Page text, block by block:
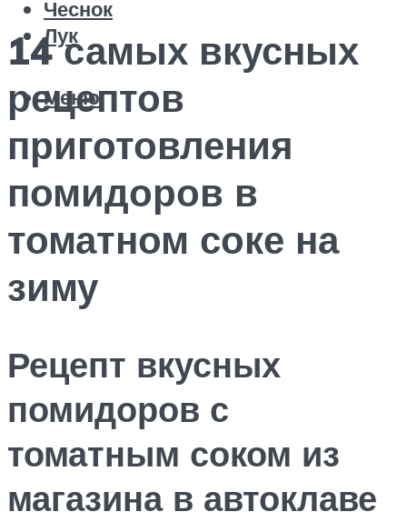
Чеснок
Лук
Меню
14 самых вкусных
рецептов
приготовления
помидоров в
томатном соке на
зиму
Рецепт вкусных
помидоров с
томатным соком из
магазина в автоклаве